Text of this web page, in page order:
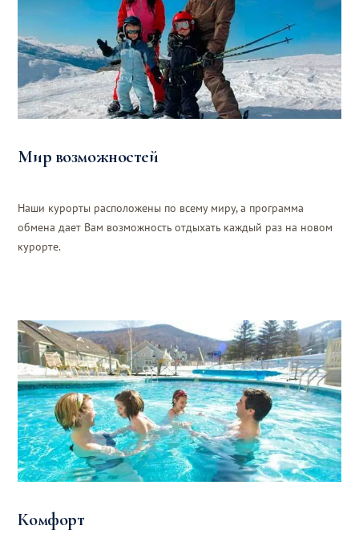
Мир возможностей
Наши курорты расположены по всему миру, а программа
обмена дает Вам возможность отдыхать каждый раз на новом
курорте.
Комфорт